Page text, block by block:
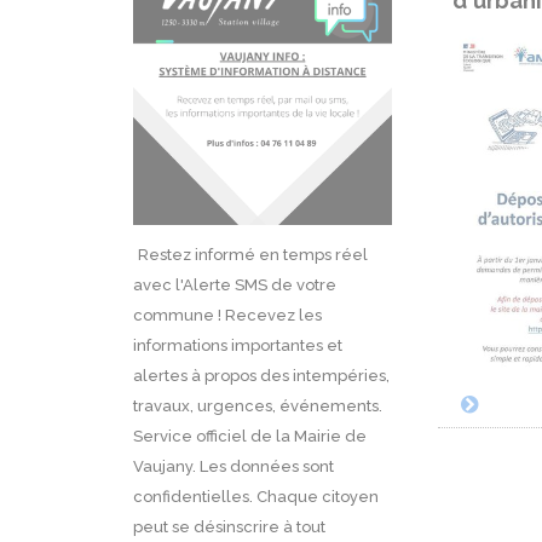
Restez informé en temps réel
avec l'Alerte SMS de votre
commune ! Recevez les
informations importantes et
alertes à propos des intempéries,
travaux, urgences, événements.
Service officiel de la Mairie de
Vaujany. Les données sont
confidentielles. Chaque citoyen
peut se désinscrire à tout